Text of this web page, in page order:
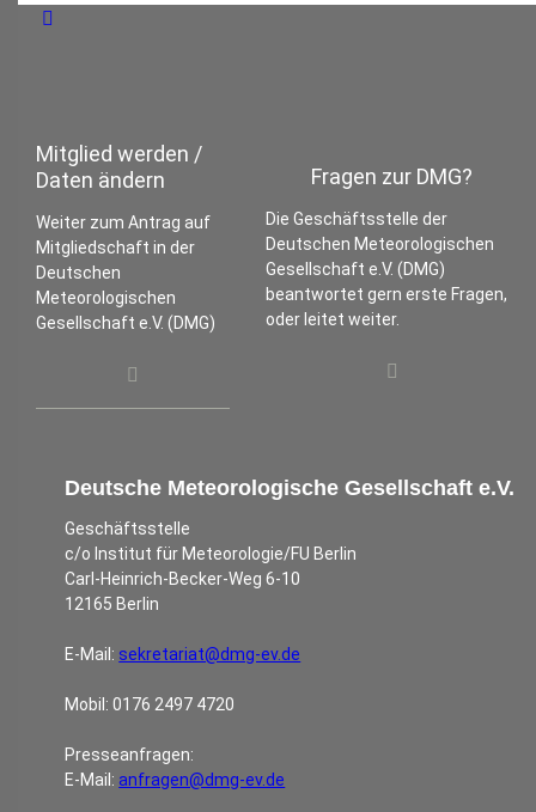
Mitglied werden /
Daten ändern
Weiter zum Antrag auf
Mitgliedschaft in der
Deutschen
Meteorologischen
Gesellschaft e.V. (DMG)
Fragen zur DMG?
Die Geschäftsstelle der
Deutschen Meteorologischen
Gesellschaft e.V. (DMG)
beantwortet gern erste Fragen,
oder leitet weiter.
Deutsche Meteorologische Gesellschaft e.V.
Geschäftsstelle
c/o Institut für Meteorologie/FU Berlin
Carl-Heinrich-Becker-Weg 6-10
12165 Berlin
E-Mail: sekretariat@dmg-ev.de
Mobil: 0176 2497 4720
Presseanfragen:
E-Mail: anfragen@dmg-ev.de